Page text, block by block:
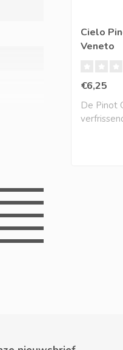
Cielo
Veneto
€6,25
De Pinot